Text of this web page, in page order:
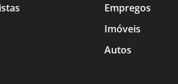
Empregos
Imóveis
Autos